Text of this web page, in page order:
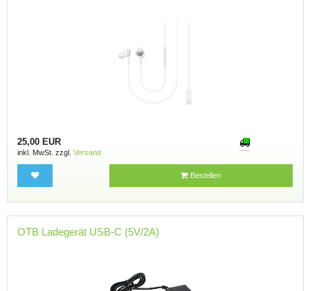
25,00 EUR
inkl. MwSt. zzgl. Versand
Bestellen
OTB Ladegerät USB-C (5V/2A)